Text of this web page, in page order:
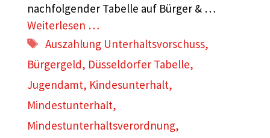
nachfolgender Tabelle auf Bürger & …
Weiterlesen …
Schlagwörter
Auszahlung Unterhaltsvorschuss,
Bürgergeld, Düsseldorfer Tabelle,
Jugendamt, Kindesunterhalt,
Mindestunterhalt,
Mindestunterhaltsverordnung,